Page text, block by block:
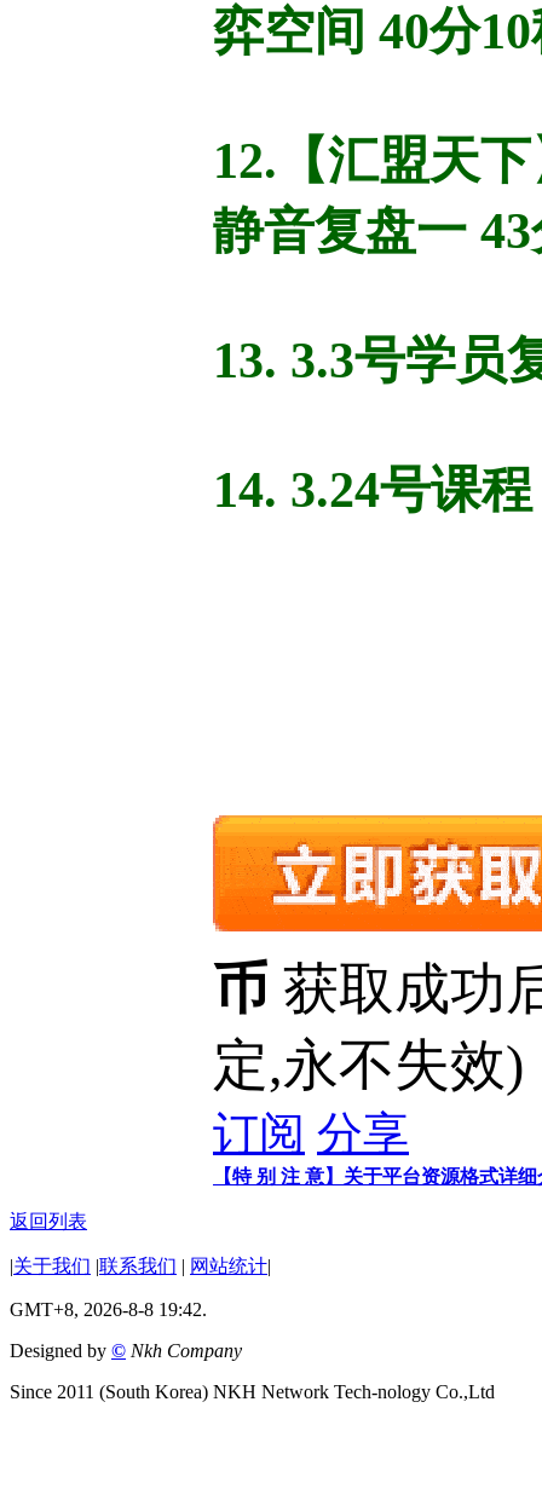
弈空间 40分
12.【汇盟天
静音复盘一
13. 3.3号学员
14. 3.24号课
币 获取成功
定,永不失效)
订阅 分享
【特 别 注 意】关于平台资源格式详
返回列表
|关于我们 |联系我们 | 网站统计|
GMT+8, 2026-8-8 19:42.
Designed by © Nkh Company
Since 2011 (South Korea) NKH Network Tech-nology Co.,Ltd